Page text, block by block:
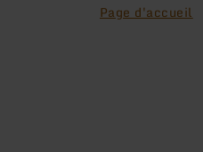
Page d'accueil